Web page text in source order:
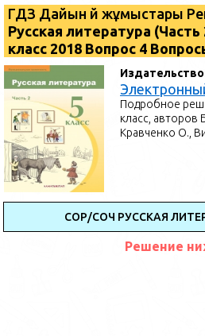
ГДЗ Дайын үй жұмыстары
Русская литература
класс 2018 Вопрос 4
Подробное
класс, авторов
Кравченко О.,
СОР/СОЧ РУССКАЯ
Решение